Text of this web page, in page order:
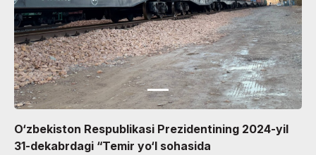
O‘zbekiston Respublikasi Prezidentining 2024-yil
31-dekabrdagi “Temir yo‘l sohasida